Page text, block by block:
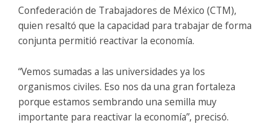
Confederación de Trabajadores de México (CTM),
quien resaltó que la capacidad para trabajar de forma
conjunta permitió reactivar la economía.
“Vemos sumadas a las universidades ya los
organismos civiles. Eso nos da una gran fortaleza
porque estamos sembrando una semilla muy
importante para reactivar la economía”, precisó.